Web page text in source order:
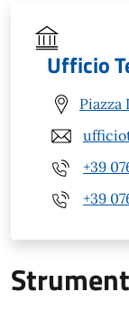
Ufficio
Piazza
+39
+39